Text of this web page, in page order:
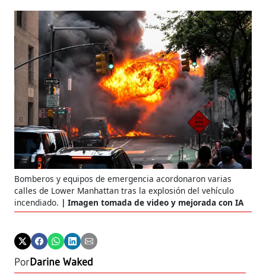
Bomberos y equipos de emergencia acordonaron varias
calles de Lower Manhattan tras la explosión del vehículo
incendiado.
Imagen tomada de video y mejorada con IA
PorDarine Waked